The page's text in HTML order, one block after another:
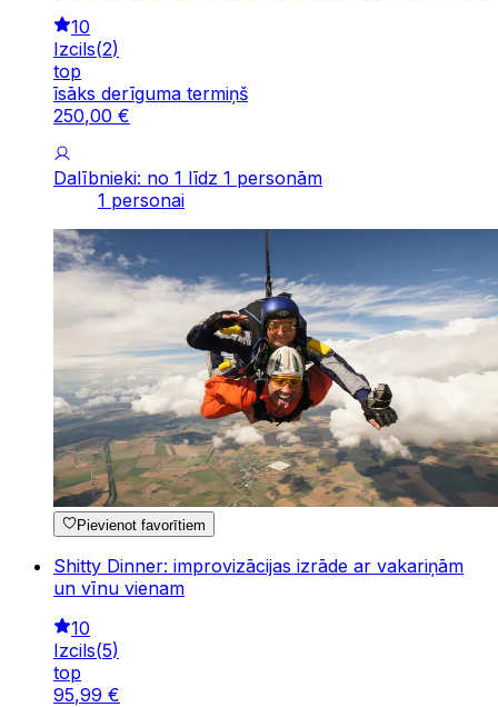
10
Izcils(2)
top
īsāks derīguma termiņš
250,00 €
Dalībnieki: no 1 līdz 1 personām
1 personai
Pievienot favorītiem
Shitty Dinner: improvizācijas izrāde ar vakariņām
un vīnu vienam
10
Izcils(5)
top
95,99 €